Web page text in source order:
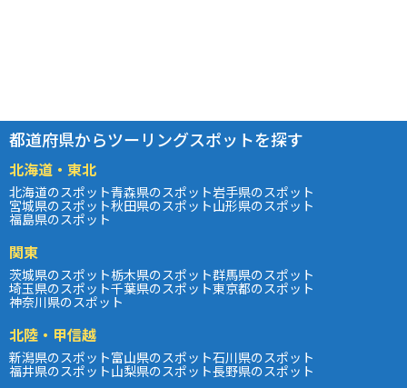
都道府県からツーリングスポットを探す
北海道・東北
北海道のスポット青森県のスポット岩手県のスポット
宮城県のスポット秋田県のスポット山形県のスポット
福島県のスポット
関東
茨城県のスポット栃木県のスポット群馬県のスポット
埼玉県のスポット千葉県のスポット東京都のスポット
神奈川県のスポット
北陸・甲信越
新潟県のスポット富山県のスポット石川県のスポット
福井県のスポット山梨県のスポット長野県のスポット